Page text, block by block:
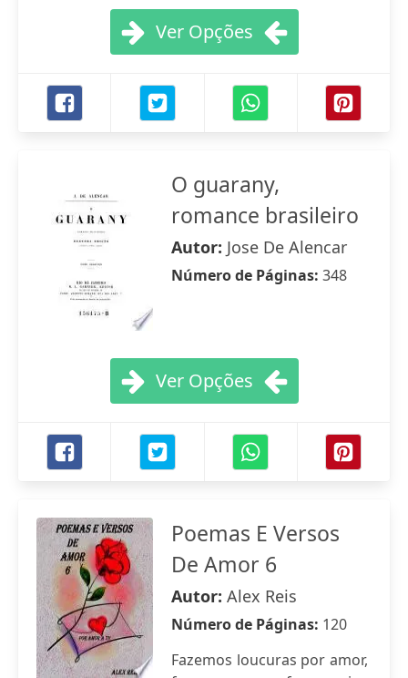
Ver Opções
O guarany,
romance brasileiro
Autor: Jose De Alencar
Número de Páginas: 348
Ver Opções
Poemas E Versos
De Amor 6
Autor: Alex Reis
Número de Páginas: 120
Fazemos loucuras por amor,